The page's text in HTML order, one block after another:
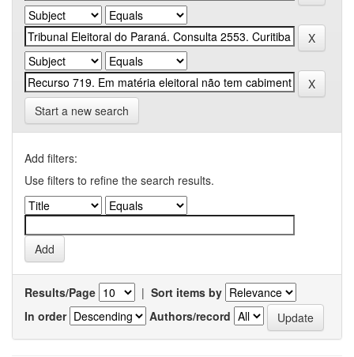
Start a new search
Add filters:
Use filters to refine the search results.
Results/Page | Sort items by
In order
Authors/record